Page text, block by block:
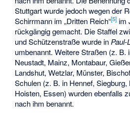
Stuttgart wurde jedoch wegen der
Schirrmann im „Dritten Reich“[5] im
rückgängig gemacht. Die Staffel
und Schützenstraße wurde in Paul-
umbenannt. Weitere Straßen (z. B.
Neustadt, Mainz, Montabaur,
Landshut, Wetzlar, Münster,
Schulen (z. B. in Hennef, Siegburg,
Hoisten, Essen) wurden ebenfalls
nach ihm benannt.